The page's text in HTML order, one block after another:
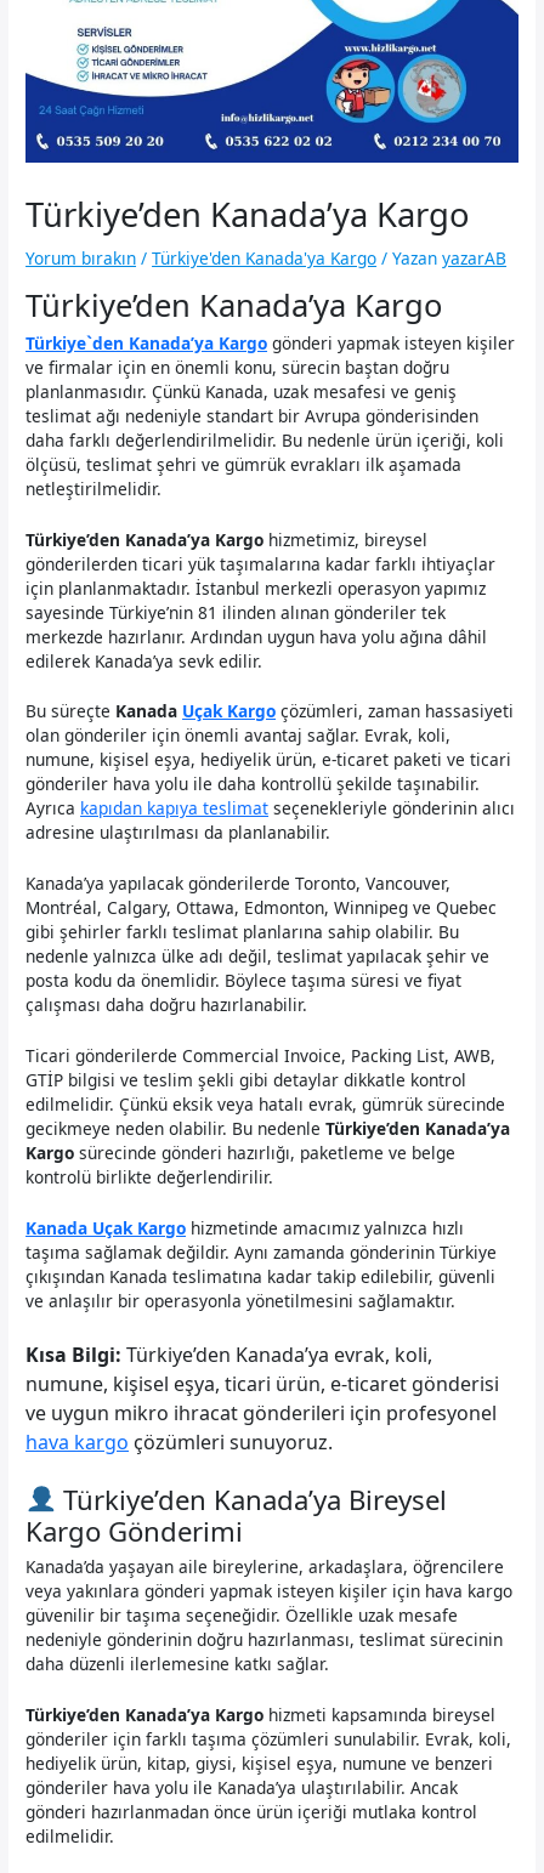
Türkiye’den Kanada’ya Kargo
Yorum bırakın /Türkiye'den Kanada'ya Kargo / Yazan yazarAB
Türkiye’den Kanada’ya Kargo
Türkiye`den Kanada’ya Kargo gönderi yapmak isteyen kişiler
ve firmalar için en önemli konu, sürecin baştan doğru
planlanmasıdır. Çünkü Kanada, uzak mesafesi ve geniş
teslimat ağı nedeniyle standart bir Avrupa gönderisinden
daha farklı değerlendirilmelidir. Bu nedenle ürün içeriği, koli
ölçüsü, teslimat şehri ve gümrük evrakları ilk aşamada
netleştirilmelidir.
Türkiye’den Kanada’ya Kargo hizmetimiz, bireysel
gönderilerden ticari yük taşımalarına kadar farklı ihtiyaçlar
için planlanmaktadır. İstanbul merkezli operasyon yapımız
sayesinde Türkiye’nin 81 ilinden alınan gönderiler tek
merkezde hazırlanır. Ardından uygun hava yolu ağına dâhil
edilerek Kanada’ya sevk edilir.
Bu süreçte Kanada Uçak Kargo çözümleri, zaman hassasiyeti
olan gönderiler için önemli avantaj sağlar. Evrak, koli,
numune, kişisel eşya, hediyelik ürün, e-ticaret paketi ve ticari
gönderiler hava yolu ile daha kontrollü şekilde taşınabilir.
Ayrıca kapıdan kapıya teslimat seçenekleriyle gönderinin alıcı
adresine ulaştırılması da planlanabilir.
Kanada’ya yapılacak gönderilerde Toronto, Vancouver,
Montréal, Calgary, Ottawa, Edmonton, Winnipeg ve Quebec
gibi şehirler farklı teslimat planlarına sahip olabilir. Bu
nedenle yalnızca ülke adı değil, teslimat yapılacak şehir ve
posta kodu da önemlidir. Böylece taşıma süresi ve fiyat
çalışması daha doğru hazırlanabilir.
Ticari gönderilerde Commercial Invoice, Packing List, AWB,
GTİP bilgisi ve teslim şekli gibi detaylar dikkatle kontrol
edilmelidir. Çünkü eksik veya hatalı evrak, gümrük sürecinde
gecikmeye neden olabilir. Bu nedenleTürkiye’den Kanada’ya
Kargo sürecinde gönderi hazırlığı, paketleme ve belge
kontrolü birlikte değerlendirilir.
Kanada Uçak Kargo hizmetinde amacımız yalnızca hızlı
taşıma sağlamak değildir. Aynı zamanda gönderinin Türkiye
çıkışından Kanada teslimatına kadar takip edilebilir, güvenli
ve anlaşılır bir operasyonla yönetilmesini sağlamaktır.
Kısa Bilgi: Türkiye’den Kanada’ya evrak, koli,
numune, kişisel eşya, ticari ürün, e-ticaret gönderisi
ve uygun mikro ihracat gönderileri için profesyonel
hava kargo çözümleri sunuyoruz.
Türkiye’den Kanada’ya Bireysel
Kargo Gönderimi
Kanada’da yaşayan aile bireylerine, arkadaşlara, öğrencilere
veya yakınlara gönderi yapmak isteyen kişiler için hava kargo
güvenilir bir taşıma seçeneğidir. Özellikle uzak mesafe
nedeniyle gönderinin doğru hazırlanması, teslimat sürecinin
daha düzenli ilerlemesine katkı sağlar.
Türkiye’den Kanada’ya Kargo hizmeti kapsamında bireysel
gönderiler için farklı taşıma çözümleri sunulabilir. Evrak, koli,
hediyelik ürün, kitap, giysi, kişisel eşya, numune ve benzeri
gönderiler hava yolu ile Kanada’ya ulaştırılabilir. Ancak
gönderi hazırlanmadan önce ürün içeriği mutlaka kontrol
edilmelidir.